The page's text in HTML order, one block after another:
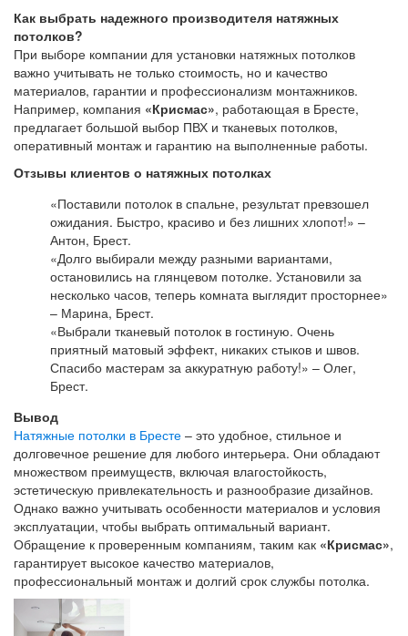
Как выбрать надежного производителя натяжных
потолков?
При выборе компании для установки натяжных потолков
важно учитывать не только стоимость, но и качество
материалов, гарантии и профессионализм монтажников.
Например, компания «Крисмас», работающая в Бресте,
предлагает большой выбор ПВХ и тканевых потолков,
оперативный монтаж и гарантию на выполненные работы.
Отзывы клиентов о натяжных потолках
«Поставили потолок в спальне, результат превзошел
ожидания. Быстро, красиво и без лишних хлопот!» –
Антон, Брест.
«Долго выбирали между разными вариантами,
остановились на глянцевом потолке. Установили за
несколько часов, теперь комната выглядит просторнее»
– Марина, Брест.
«Выбрали тканевый потолок в гостиную. Очень
приятный матовый эффект, никаких стыков и швов.
Спасибо мастерам за аккуратную работу!» – Олег,
Брест.
Вывод
Натяжные потолки в Бресте – это удобное, стильное и
долговечное решение для любого интерьера. Они обладают
множеством преимуществ, включая влагостойкость,
эстетическую привлекательность и разнообразие дизайнов.
Однако важно учитывать особенности материалов и условия
эксплуатации, чтобы выбрать оптимальный вариант.
Обращение к проверенным компаниям, таким как «Крисмас»,
гарантирует высокое качество материалов,
профессиональный монтаж и долгий срок службы потолка.